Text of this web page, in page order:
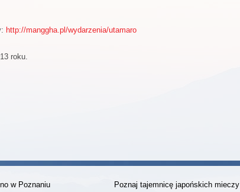
http://manggha.pl/wydarzenia/utamaro
roku.
w Poznaniu Poznaj tajemnicę japońskich mieczy